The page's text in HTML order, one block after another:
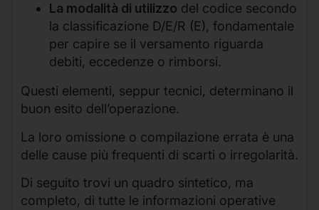
La modalità di utilizzo del codice secondo
la classificazione D/E/R (E), fondamentale
per capire se il versamento riguarda
debiti, eccedenze o rimborsi.
Questi elementi, seppur tecnici, determinano il
buon esito dell’operazione.
La loro omissione o compilazione errata è una
delle cause più frequenti di scarti o irregolarità.
Di seguito trovi un quadro sintetico, ma
completo, di tutte le informazioni operative